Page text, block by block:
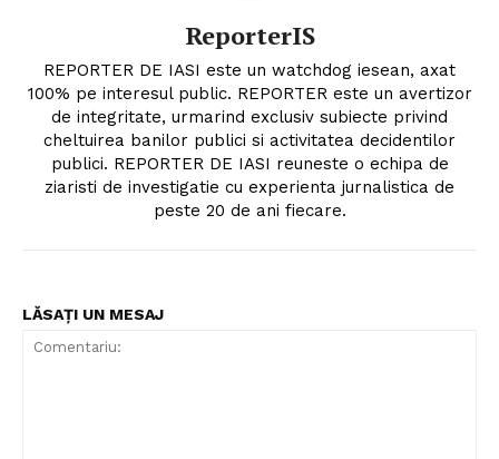
ReporterIS
REPORTER DE IASI este un watchdog iesean, axat
100% pe interesul public. REPORTER este un avertizor
de integritate, urmarind exclusiv subiecte privind
cheltuirea banilor publici si activitatea decidentilor
publici. REPORTER DE IASI reuneste o echipa de
ziaristi de investigatie cu experienta jurnalistica de
peste 20 de ani fiecare.
LĂSAȚI UN MESAJ